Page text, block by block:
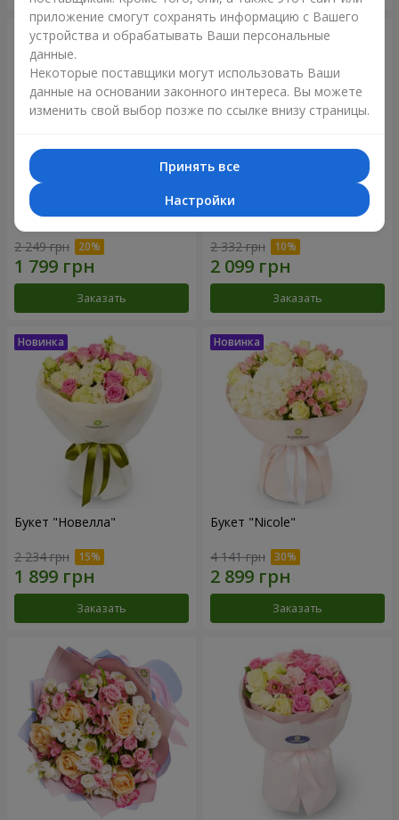
Букет "Дуэт гармонии"
2 249 грн
Заказать
Букет "My Lady"
2 332 грн
Заказать
Букет "Новелла"
2 234 грн
Заказать
Букет "Nicole"
4 141 грн
Заказать
приложение смогут сохранять информацию с Вашего
устройства и обрабатывать Ваши персональные
данные.
Некоторые поставщики могут использовать Ваши
данные на основании законного интереса. Вы можете
изменить свой выбор позже по ссылке внизу страницы.
Принять все
Настройки